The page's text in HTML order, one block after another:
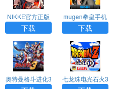
NIKKE官方正版
下载
下载
mugen拳皇手机
版下载
下载
奥特曼格斗进化3
七龙珠电光石火3